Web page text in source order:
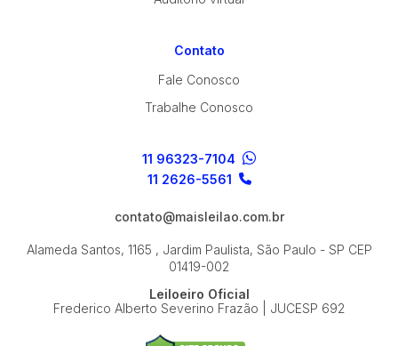
Contato
Fale Conosco
Trabalhe Conosco
11 96323-7104
11 2626-5561
contato@maisleilao.com.br
Alameda Santos, 1165 , Jardim Paulista, São Paulo - SP CEP
01419-002
Leiloeiro Oficial
Frederico Alberto Severino Frazão | JUCESP 692